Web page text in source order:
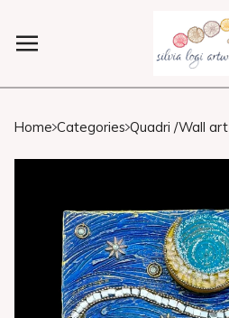
Home Categories Quadri /Wall art